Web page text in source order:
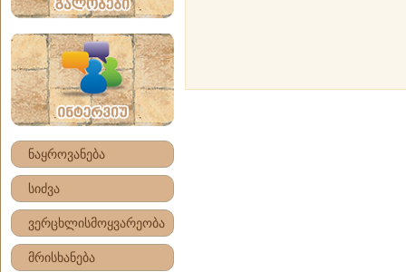
ნაყროვანება
სიძვა
ვერცხლისმოყვარეობა
მრისხანება